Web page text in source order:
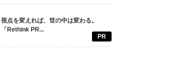
視点を変えれば、世の中は変わる。
「Rethink PR...
PR